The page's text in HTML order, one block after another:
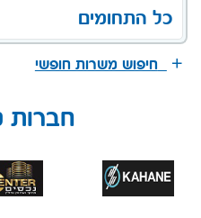
כל התחומים
חיפוש משרות חופשי
חברות